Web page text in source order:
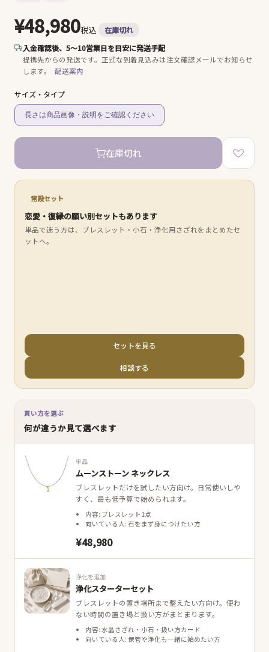
¥48,980税込
在庫切れ
入金確認後、5〜10営業日を目安に発送手配
提携先からの発送です。 正式な到着見込みは注文確認メールでお知らせ
します。
配送案内
サイズ・タイプ
長さは商品画像・説明をご確認ください
在庫切れ
常設セット
恋愛・復縁の願い別セットもあります
単品で迷う方は、ブレスレット・小石・浄化用さざれをまとめたセ
ットへ。
セットを見る
相談する
買い方を選ぶ
何が違うか見て選べます
単品
ムーンストーン ネックレス
ブレスレットだけを試したい方向け。日常使いしや
すく、最も低予算で始められます。
内容: ブレスレット1点
向いている人: 石をまず身につけたい方
¥48,980
浄化を追加
浄化スターターセット
ブレスレットの置き場所まで整えたい方向け。使わ
ない時間の置き場と扱い方がまとまります。
内容: 水晶さざれ・小石・扱い方カード
向いている人: 保管や浄化も一緒に始めたい方